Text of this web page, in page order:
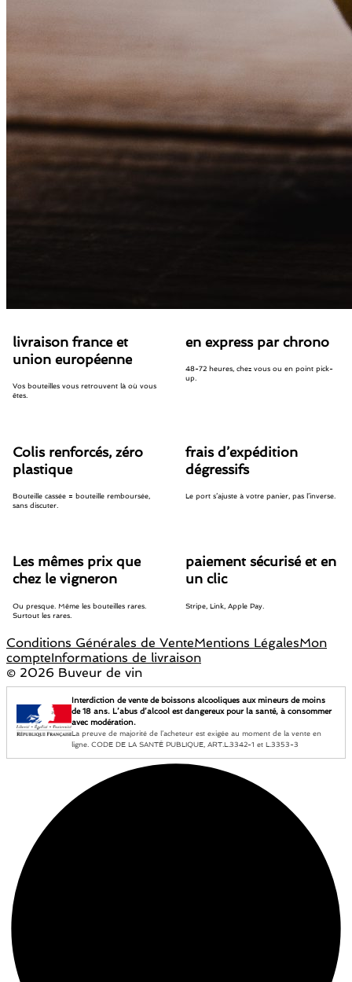
livraison france et
union européenne
Vos bouteilles vous retrouvent là où vous
êtes.
en express par chrono
48-72 heures, chez vous ou en point pick-
up.
Colis renforcés, zéro
plastique
Bouteille cassée = bouteille remboursée,
sans discuter.
frais d’expédition
dégressifs
Le port s’ajuste à votre panier, pas l’inverse.
Les mêmes prix que
chez le vigneron
Ou presque. Même les bouteilles rares.
Surtout les rares.
paiement sécurisé et en
un clic
Stripe, Link, Apple Pay.
Conditions Générales de VenteMentions LégalesMon
compteInformations de livraison
© 2026 Buveur de vin
Interdiction de vente de boissons alcooliques aux mineurs de moins
de 18 ans. L’abus d’alcool est dangereux pour la santé, à consommer
avec modération.
La preuve de majorité de l’acheteur est exigée au moment de la vente en
ligne. CODE DE LA SANTÉ PUBLIQUE, ART.L.3342-1 et L.3353-3